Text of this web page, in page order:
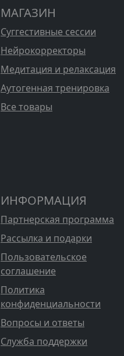
МАГАЗИН
Суггестивные сессии
Нейрокорректоры
Медитация и релаксация
Аутогенная тренировка
Все товары
ИНФОРМАЦИЯ
Партнерская программа
Рассылка и подарки
Пользовательское
соглашение
Политика
конфиденциальности
Вопросы и ответы
Служба поддержки